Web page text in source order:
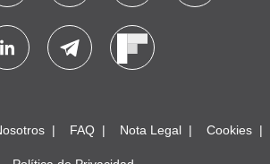
FAQ Nota Legal Cookies